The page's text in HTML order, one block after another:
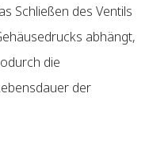
Schließen des Ventils
abhängt,
die
der